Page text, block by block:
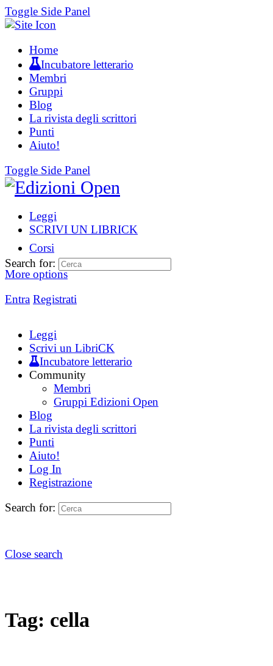
Toggle Side Panel
Home
Incubatore letterario
Membri
Gruppi
Blog
La rivista degli scrittori
Punti
Aiuto!
Toggle Side Panel
Leggi
SCRIVI UN LIBRICK
Corsi
More options
Entra Registrati
Search for:
Leggi
Scrivi un LibriCK
Incubatore letterario
Community
Membri
Gruppi Edizioni Open
Blog
La rivista degli scrittori
Punti
Aiuto!
Log In
Registrazione
Search for:
Close search
Tag: cella